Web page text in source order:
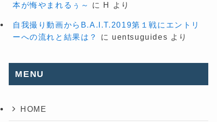
本が悔やまれるぅ～
に H より
自我撮り動画からB.A.I.T.2019第１戦にエントリ
ーへの流れと結果は？
に uentsuguides より
MENU
HOME